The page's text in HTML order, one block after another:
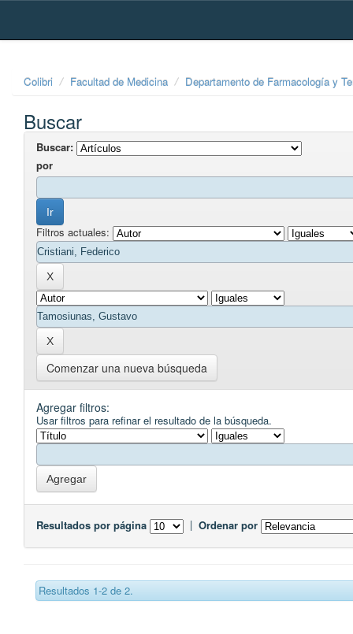
Skip
Colibri Facultad de Medicina Departamento de Farmacología y
Buscar
Buscar:
por
Filtros actuales:
Comenzar una nueva búsqueda
Agregar filtros:
Usar filtros para refinar el resultado de la búsqueda.
Resultados por página | Ordenar por
Resultados 1-2 de 2.